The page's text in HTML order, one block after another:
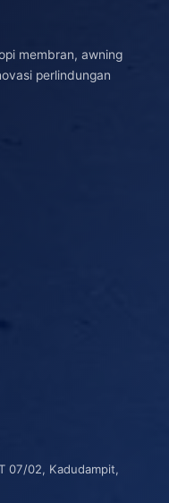
membran, awning
perlindungan
07/02, Kadudampit,